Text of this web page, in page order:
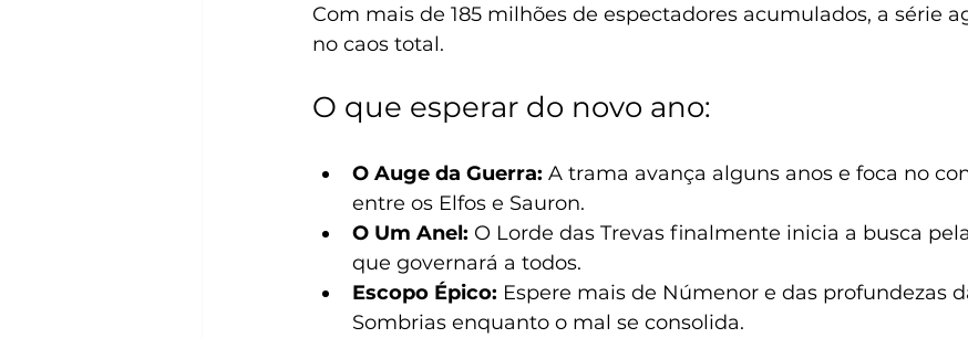
Com mais de 185 milhões de espectadores acumulados, a série
no caos total.
O que esperar do novo ano:
O Auge da Guerra: A trama avança alguns anos e foca no
entre os Elfos e Sauron.
O Um Anel: O Lorde das Trevas finalmente inicia a busca
que governará a todos.
Escopo Épico: Espere mais de Númenor e das profundezas
Sombrias enquanto o mal se consolida.